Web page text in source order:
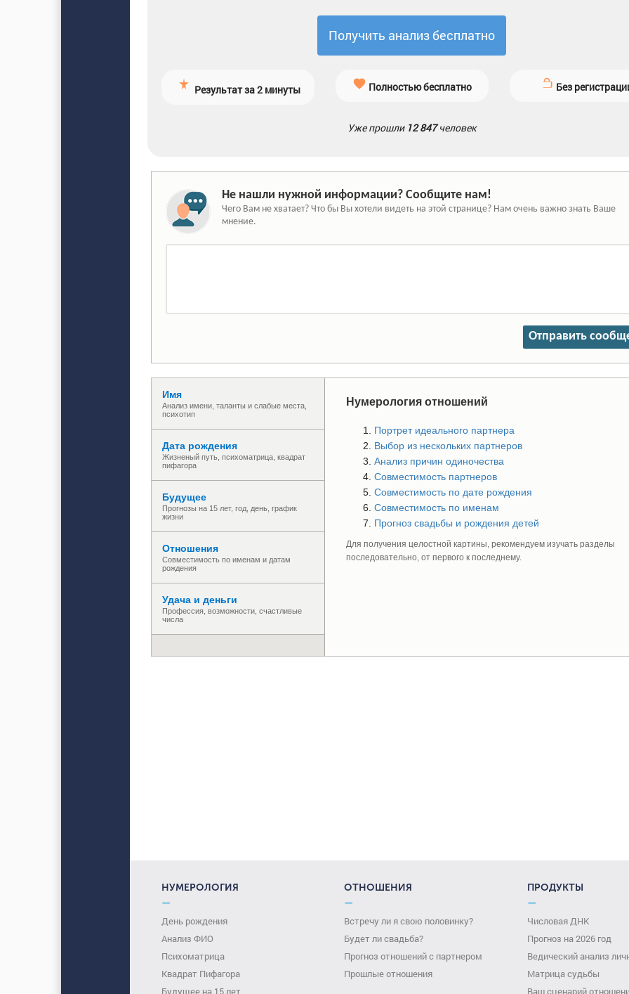
Получить анализ бесплатно
Результат за 2 минуты Полностью бесплатно Без
Уже прошли 12 847человек
Не нашли нужной информации? Сообщите нам!
Чего Вам не хватает? Что бы Вы хотели видеть на этой странице? Нам очень важно знать Ваше
мнение.
Отправить
Имя
Анализ имени, таланты и слабые места,
психотип
Дата рождения
Жизненый путь, психоматрица, квадрат
пифагора
Будущее
Прогнозы на 15 лет, год, день, график
жизни
Отношения
Совместимость по именам и датам
рождения
Удача и деньги
Профессия, возможности, счастливые
числа
Нумерология отношений
Портрет идеального партнера
Выбор из нескольких партнеров
Анализ причин одиночества
Совместимость партнеров
Совместимость по дате рождения
Совместимость по именам
Прогноз свадьбы и рождения детей
Для получения целостной картины, рекомендуем изучать разделы
последовательно, от первого к последнему.
НУМЕРОЛОГИЯ
—
День рождения
Анализ ФИО
Психоматрица
Квадрат Пифагора
Будущее на 15 лет
ОТНОШЕНИЯ
—
Встречу ли я свою половинку?
Будет ли свадьба?
Прогноз отношений с партнером
Прошлые отношения
ПРОДУКТЫ
—
Числовая ДНК
Прогноз на 2026 год
Ведический анализ
Матрица судьбы
Ваш сценарий